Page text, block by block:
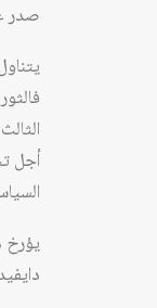
صدر
أجل
يؤرخ